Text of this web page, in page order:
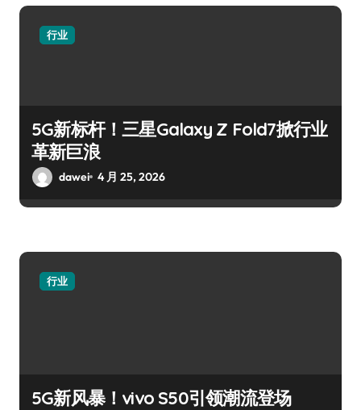
行业
5G新标杆！三星Galaxy Z Fold7掀行业
革新巨浪
dawei 4 月 25, 2026
行业
5G新风暴！vivo S50引领潮流登场